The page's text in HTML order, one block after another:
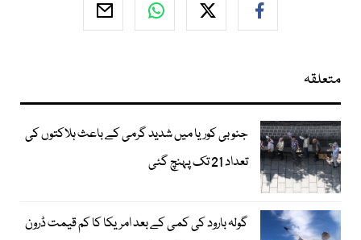
متعلقہ
جنوبی کوریا میں شدید گرمی کے باعث ہلاکتوں کی
تعداد 21 تک پہنچ گئی
گولہ بارود کی کمی کے بعد امریکا کا کم قیمت ڈرون